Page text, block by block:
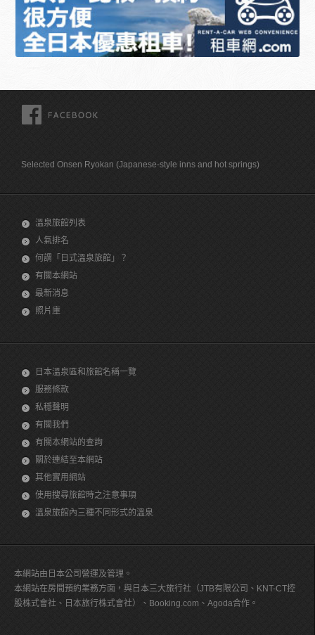
Selected Onsen Ryokan (Japanese-style inns and hot springs)
溫泉旅館列表
人氣排名
何謂「日式溫泉旅館」？
有關本網站
最新消息
照片庫
日本溫泉區和旅館名稱一覽
服務條款
私穩聲明
有關我們
有關本網站的查詢
關於連結至本網站
其他實用網站
使用搜尋旅館時之注意事項
溫泉旅館內三種不同形式的溫泉
本網站由日本公司營運及管理。
本網站在房間預約業務方面，與日本三大旅行社（JTB有限公司、KNT-CT控
股株式會社、日本旅行株式會社）、Booking.com、Agoda合作。